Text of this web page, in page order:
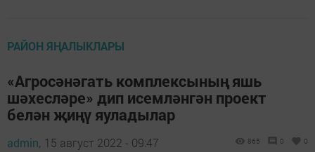
РАЙОН ЯҢАЛЫКЛАРЫ
«Агросәнәгать комплексының яшь
шәхесләре» дип исемләнгән проект
белән җиңү яуладылар
admin, 15 август 2022 - 09:47 865 0 0